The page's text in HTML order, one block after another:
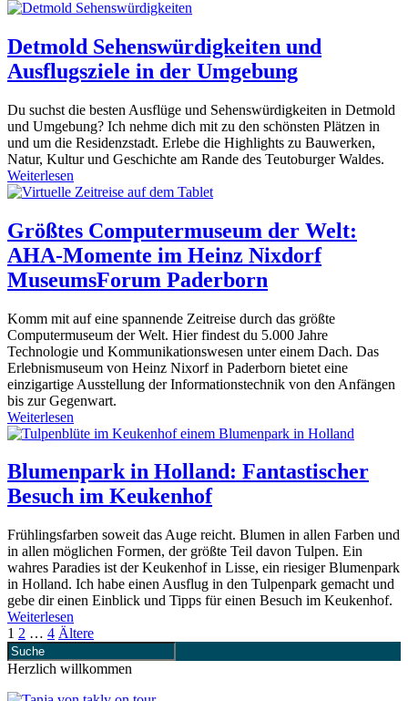
Detmold Sehenswürdigkeiten und
Ausflugsziele in der Umgebung
Du suchst die besten Ausflüge und Sehenswürdigkeiten in Detmold
und Umgebung? Ich nehme dich mit zu den schönsten Plätzen in
und um die Residenzstadt. Erlebe die Highlights zu Bauwerken,
Natur, Kultur und Geschichte am Rande des Teutoburger Waldes.
Weiterlesen
Größtes Computermuseum der Welt:
AHA-Momente im Heinz Nixdorf
MuseumsForum Paderborn
Komm mit auf eine spannende Zeitreise durch das größte
Computermuseum der Welt. Hier findest du 5.000 Jahre
Technologie und Kommunikationswesen unter einem Dach. Das
Erlebnismuseum von Heinz Nixorf in Paderborn bietet eine
einzigartige Ausstellung der Informationstechnik von den Anfängen
bis zur Gegenwart.
Weiterlesen
Blumenpark in Holland: Fantastischer
Besuch im Keukenhof
Frühlingsfarben soweit das Auge reicht. Blumen in allen Farben und
in allen möglichen Formen, der größte Teil davon Tulpen. Ein
wahres Paradies ist der Keukenhof in Lisse, ein riesiger Blumenpark
in Holland. Ich habe einen Ausflug in den Tulpenpark gemacht und
gebe dir einen Einblick und Tipps für einen Besuch im Keukenhof.
Weiterlesen
1 2 … 4 Ältere
Herzlich willkommen